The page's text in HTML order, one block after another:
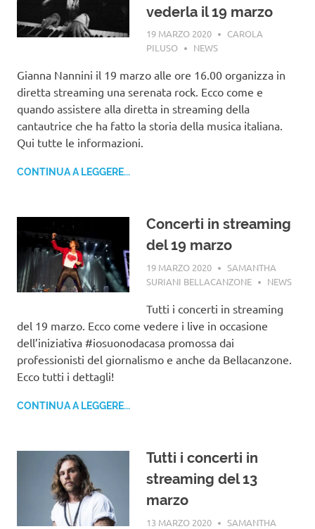
vederla il 19 marzo
19 MARZO 2020
CAROLA
PILUSO
NEWS
Gianna Nannini il 19 marzo alle ore 16.00 organizza in
diretta streaming una serenata rock. Ecco come e
quando assistere alla diretta in streaming della
cantautrice che ha fatto la storia della musica italiana.
Qui tutte le informazioni.
CONTINUA A LEGGERE...
Concerti in streaming
del 19 marzo
19 MARZO 2020
SAMANTHA
SURIANI BELLACANZONE
NEWS
Tutti i concerti in streaming
del 19 marzo. Ecco come vedere i live in occasione
dell’iniziativa #iosuonodacasa promossa dai
professionisti del giornalismo e anche da Bellacanzone.
Ecco tutti i dettagli!
CONTINUA A LEGGERE...
Tutti i concerti in
streaming del 13
marzo
13 MARZO 2020
SAMANTHA